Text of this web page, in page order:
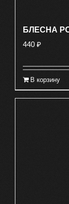
БЛЕСНА
440 ₽
В корзину